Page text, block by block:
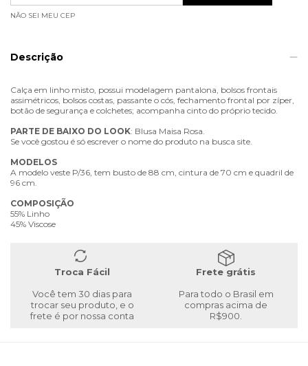
NÃO SEI MEU CEP
Descrição
Calça em linho misto, possui modelagem pantalona, bolsos frontais
assimétricos, bolsos costas, passante o cós, fechamento frontal por zíper,
botão de segurança e colchetes; acompanha cinto do próprio tecido.
PARTE DE BAIXO DO LOOK: Blusa Maisa Rosa.
Se você gostou é só escrever o nome do produto na busca site.
MODELOS
A modelo veste P/36, tem busto de 88 cm, cintura de 70 cm e quadril de
96 cm.
COMPOSIÇÃO
55% Linho
45% Viscose
Troca Fácil
Você tem 30 dias para
trocar seu produto, e o
frete é por nossa conta
Frete grátis
Para todo o Brasil em
compras acima de
R$900.